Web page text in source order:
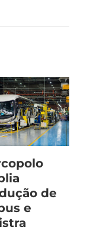
de
e